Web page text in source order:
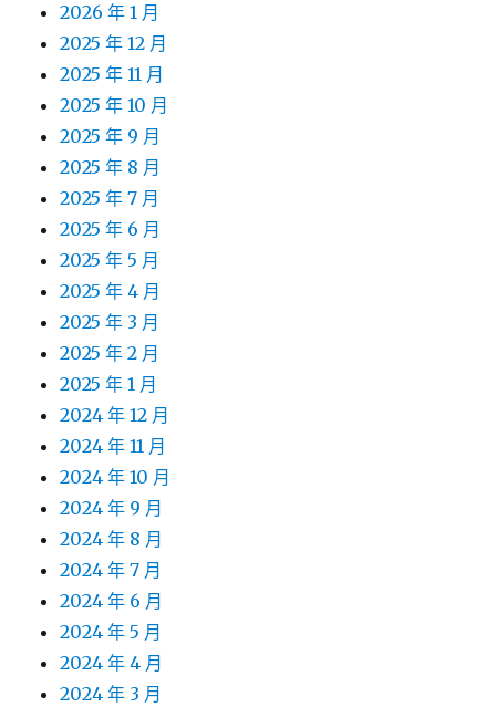
2026 年 1 月
2025 年 12 月
2025 年 11 月
2025 年 10 月
2025 年 9 月
2025 年 8 月
2025 年 7 月
2025 年 6 月
2025 年 5 月
2025 年 4 月
2025 年 3 月
2025 年 2 月
2025 年 1 月
2024 年 12 月
2024 年 11 月
2024 年 10 月
2024 年 9 月
2024 年 8 月
2024 年 7 月
2024 年 6 月
2024 年 5 月
2024 年 4 月
2024 年 3 月